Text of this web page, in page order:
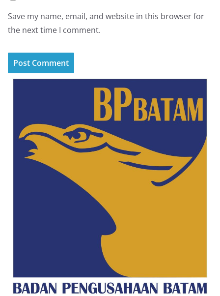
Save my name, email, and website in this browser for
the next time I comment.